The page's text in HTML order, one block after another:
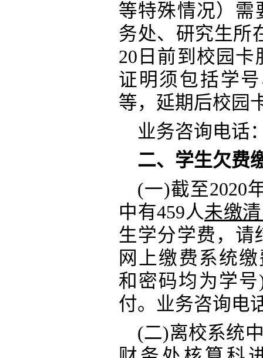
等特殊情况）需
务处、研究生所
20日前到校园卡
证明须包括学
等，延期后校园
业务咨询电话
二、学生欠费
(一)截至2020
中有459人未缴
生学分学费，请
网上缴费系统缴
和密码均为学
付。业务咨询电
(二)离校系统